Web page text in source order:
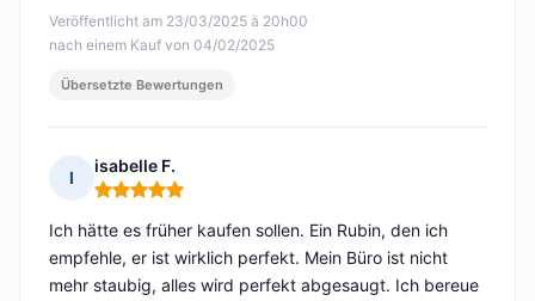
Veröffentlicht am 23/03/2025 à 20h00
nach einem Kauf von 04/02/2025
Übersetzte Bewertungen
I
isabelle F.
Hinweis: 5 von 5
Ich hätte es früher kaufen sollen. Ein Rubin, den ich
empfehle, er ist wirklich perfekt. Mein Büro ist nicht
mehr staubig, alles wird perfekt abgesaugt. Ich bereue